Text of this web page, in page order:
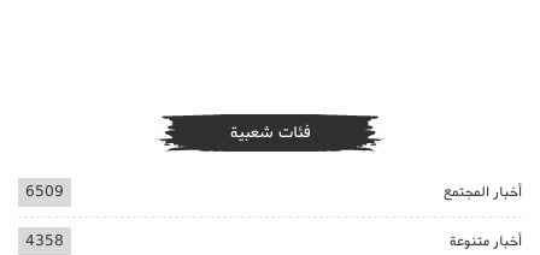
فئات شعبية
أخبار المجتمع 6509
أخبار متنوعة 4358